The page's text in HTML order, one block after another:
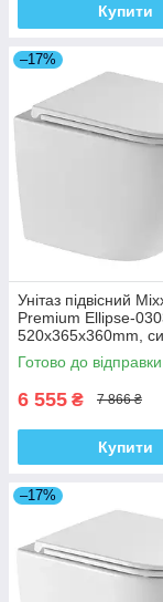
Купити
–17%
Унітаз підвісний
Premium Ellipse-
520x365x360mm,
змиву Rimless
Готово до відправки
6 555 ₴ 7 866 ₴
Купити
–17%